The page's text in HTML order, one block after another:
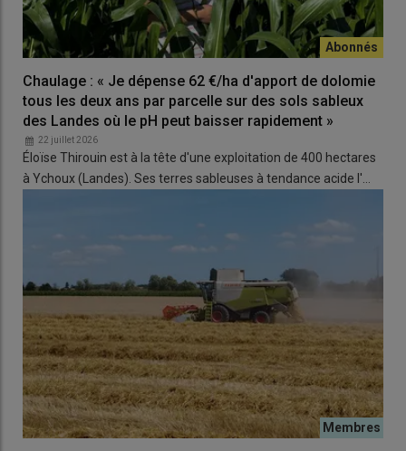
Chaulage : « Je dépense 62 €/ha d'apport de dolomie
tous les deux ans par parcelle sur des sols sableux
des Landes où le pH peut baisser rapidement »
22 juillet 2026
Éloïse Thirouin est à la tête d'une exploitation de 400 hectares
à Ychoux (Landes). Ses terres sableuses à tendance acide l'…